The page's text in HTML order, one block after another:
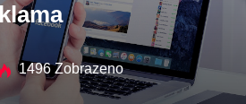
1496 Zobrazeno